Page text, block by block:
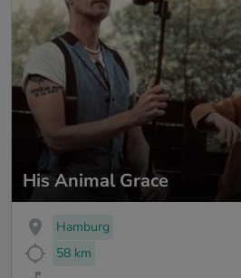
His Animal Grace
Hamburg
58 km